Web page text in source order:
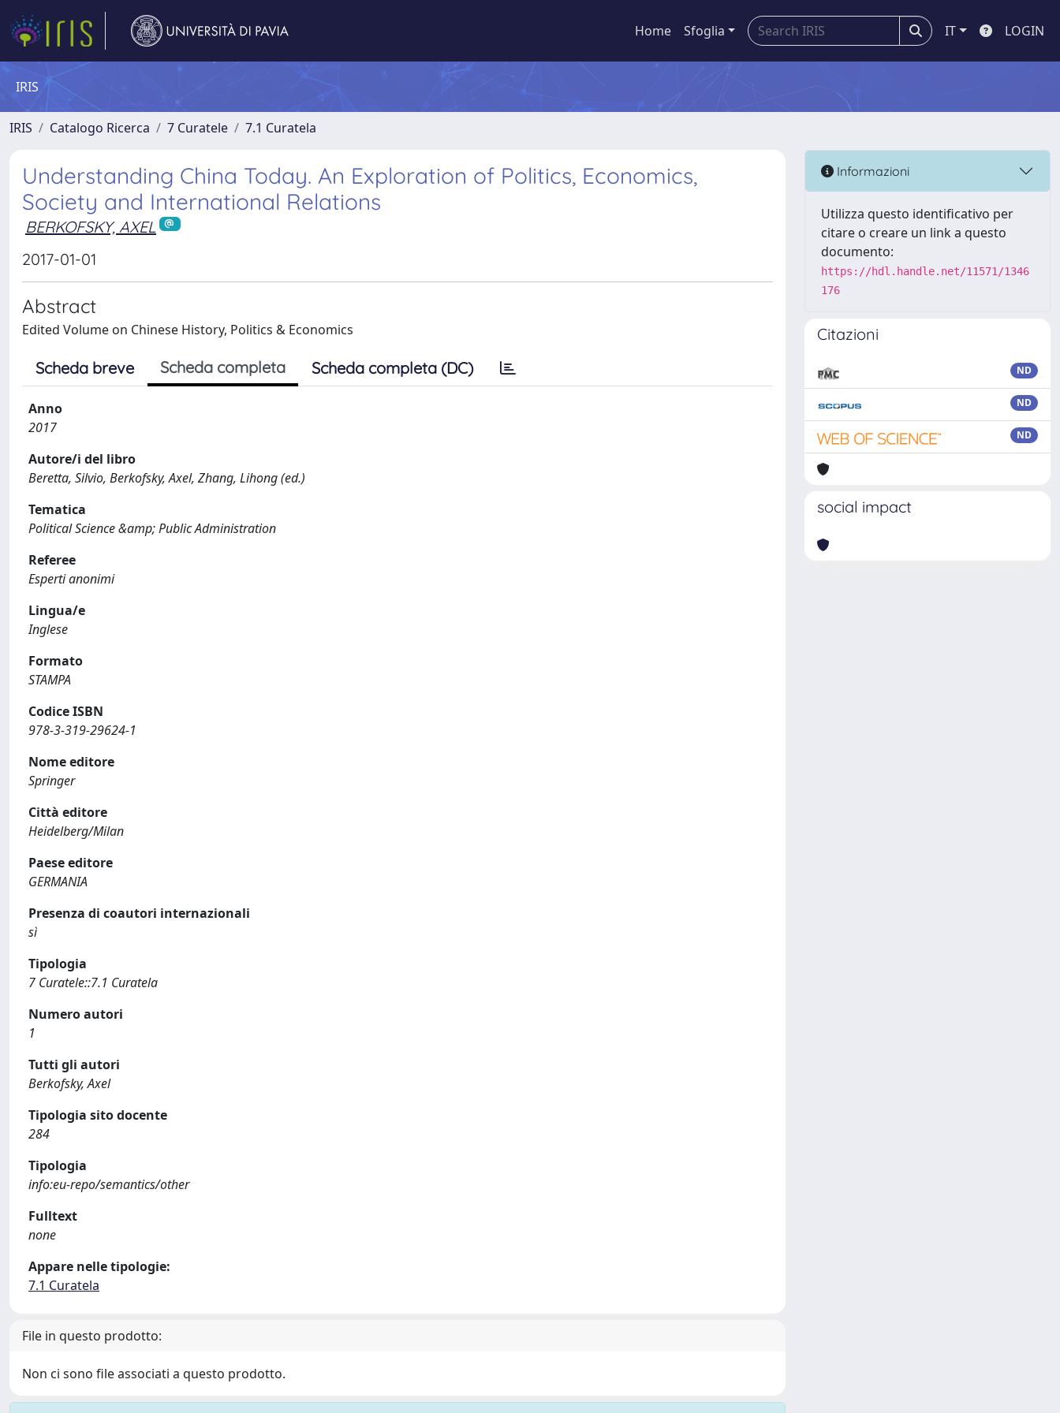
Home Sfoglia IT LOGIN
IRIS
IRIS Catalogo Ricerca 7 Curatele 7.1 Curatela
Understanding China Today. An Exploration of Politics, Economics,
Society and International Relations
BERKOFSKY, AXEL
2017-01-01
Abstract
Edited Volume on Chinese History, Politics & Economics
Scheda breve Scheda completa Scheda completa (DC)
Anno
2017
Autore/i del libro
Beretta, Silvio, Berkofsky, Axel, Zhang, Lihong (ed.)
Tematica
Political Science &amp; Public Administration
Referee
Esperti anonimi
Lingua/e
Inglese
Formato
STAMPA
Codice ISBN
978-3-319-29624-1
Nome editore
Springer
Città editore
Heidelberg/Milan
Paese editore
GERMANIA
Presenza di coautori internazionali
sì
Tipologia
7 Curatele::7.1 Curatela
Numero autori
1
Tutti gli autori
Berkofsky, Axel
Tipologia sito docente
284
Tipologia
info:eu-repo/semantics/other
Fulltext
none
Appare nelle tipologie:
7.1 Curatela
File in questo prodotto:
Non ci sono file associati a questo prodotto.
Informazioni
Utilizza questo identificativo per
citare o creare un link a questo
documento:
https://hdl.handle.net/11571/1346
176
Citazioni
ND
ND
ND
social impact